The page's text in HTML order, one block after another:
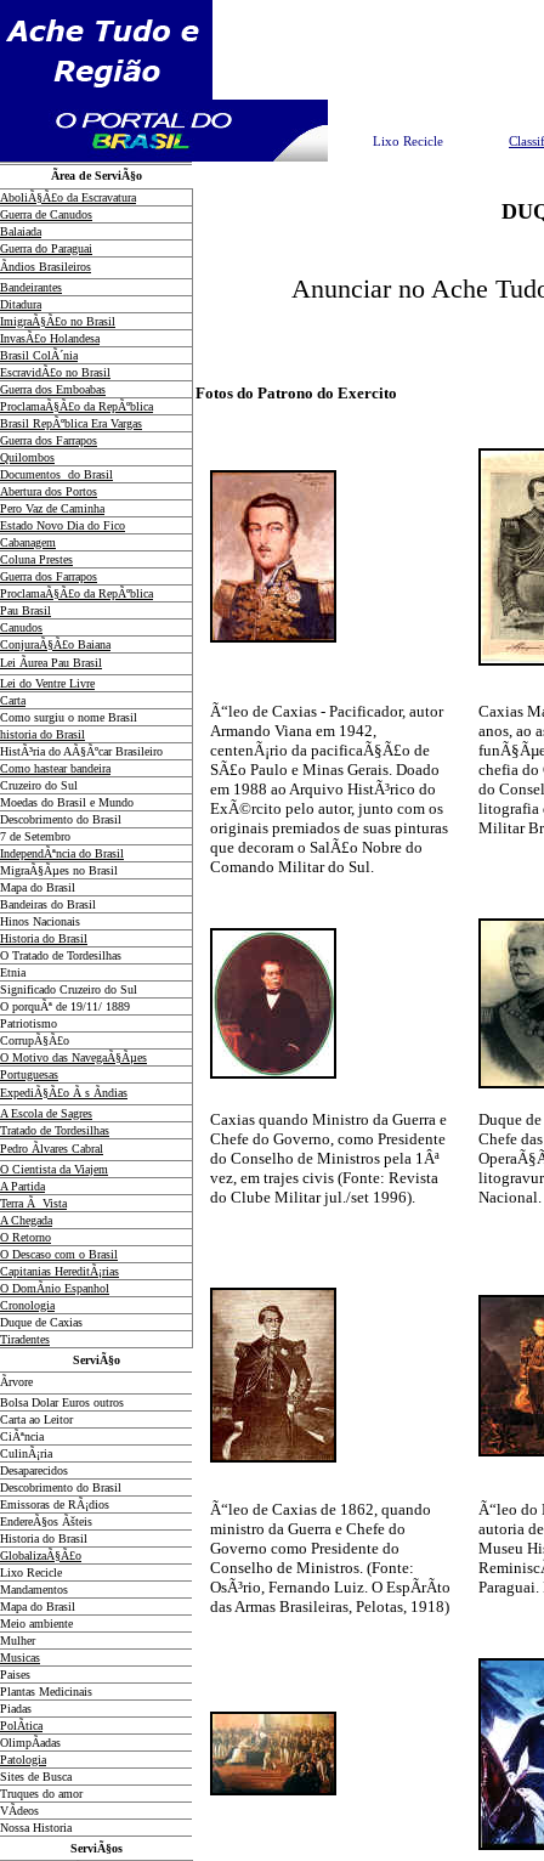
Lixo Recicle
Ãrea de ServiÃ§o
AboliÃ§Ã£o da Escravatura
Guerra de Canudos
Balaiada
Guerra do Paraguai
Ãndios Brasileiros
Bandeirantes
Ditadura
ImigraÃ§Ã£o no Brasil
InvasÃ£o Holandesa
Brasil ColÃ´nia
EscravidÃ£o no Brasil
Guerra dos Emboabas
ProclamaÃ§Ã£o da RepÃºblica
Brasil RepÃºblica Era Vargas
Guerra dos Farrapos
Quilombos
Documentos do Brasil
Abertura dos Portos
Pero Vaz de Caminha
Estado Novo Dia do Fico
Cabanagem
Coluna Prestes
Guerra dos Farrapos
ProclamaÃ§Ã£o da RepÃºblica
Pau Brasil
Canudos
ConjuraÃ§Ã£o Baiana
Lei Ãurea Pau Brasil
Lei do Ventre Livre
Carta
Como surgiu o nome Brasil
historia do Brasil
HistÃ³ria do AÃ§Ãºcar Brasileiro
Como hastear bandeira
Cruzeiro do Sul
Moedas do Brasil e Mundo
Descobrimento do Brasil
7 de Setembro
IndependÃªncia do Brasil
MigraÃ§Ãµes no Brasil
Mapa do Brasil
Bandeiras do Brasil
Hinos Nacionais
Historia do Brasil
O Tratado de Tordesilhas
Etnia
Significado Cruzeiro do Sul
O porquÃª de 19/11/ 1889
Patriotismo
CorrupÃ§Ã£o
O Motivo das NavegaÃ§Ãµes
Portuguesas
ExpediÃ§Ã£o Ã s Ãndias
A Escola de Sagres
Tratado de Tordesilhas
Pedro Ãlvares Cabral
O Cientista da Viajem
A Partida
Terra Ã Vista
A Chegada
O Retorno
O Descaso com o Brasil
Capitanias HereditÃ¡rias
O DomÃ­nio Espanhol
Cronologia
Duque de Caxias
Tiradentes
ServiÃ§o
Ãrvore
Bolsa Dolar Euros outros
Carta ao Leitor
CiÃªncia
CulinÃ¡ria
Desaparecidos
Descobrimento do Brasil
Emissoras de RÃ¡dios
EndereÃ§os Ãšteis
Historia do Brasil
GlobalizaÃ§Ã£o
Lixo Recicle
Mandamentos
Mapa do Brasil
Meio ambiente
Mulher
Musicas
Paises
Plantas Medicinais
Piadas
PolÃ­tica
OlimpÃ­adas
Patologia
Sites de Busca
Truques do amor
VÃ­deos
Nossa Historia
ServiÃ§os
Anunciar no Ache
Fotos do Patrono do Exercito
Ã“leo de Caxias - Pacificador, autor
Armando Viana em 1942,
centenÃ¡rio da pacificaÃ§Ã£o de
SÃ£o Paulo e Minas Gerais. Doado
em 1988 ao Arquivo HistÃ³rico do
ExÃ©rcito pelo autor, junto com os
originais premiados de suas pinturas
que decoram o SalÃ£o Nobre do
Comando Militar do Sul.
Caxias
anos, ao
chefia do
do
litografia
Militar
Caxias quando Ministro da Guerra e
Chefe do Governo, como Presidente
do Conselho de Ministros pela 1Âª
vez, em trajes civis (Fonte: Revista
do Clube Militar jul./set 1996).
Duque
Chefe
Nacional.
Ã“leo de Caxias de 1862, quando
ministro da Guerra e Chefe do
Governo como Presidente do
Conselho de Ministros. (Fonte:
OsÃ³rio, Fernando Luiz. O EspÃ­rÃ­to
das Armas Brasileiras, Pelotas, 1918)
Ã“leo do
autoria
Museu